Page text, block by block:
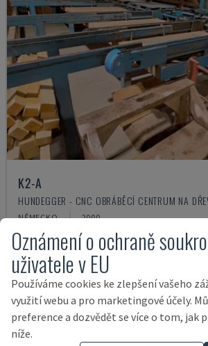
K2-A
HUNDEGGER - CNC OBRÁBĚCÍ CENTRUM NA
NĚMECKO 2000
Oznámení o ochraně
uživatele v EU
Používáme cookies ke zlepšení vašeho
využití webu a pro marketingové účely.
preference a dozvědět se více o tom, jak
níže.